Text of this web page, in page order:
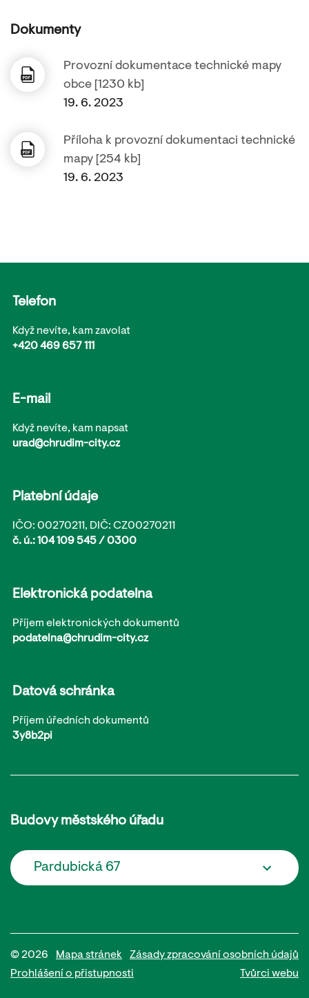
Dokumenty
Provozní dokumentace technické mapy
obce [1230 kb]
19. 6. 2023
Příloha k provozní dokumentaci technické
mapy [254 kb]
19. 6. 2023
Telefon
Když nevíte, kam zavolat
+420 469 657 111
E-mail
Když nevíte, kam napsat
urad@chrudim-city.cz
Platební údaje
IČO: 00270211, DIČ: CZ00270211
č. ú.: 104 109 545 / 0300
Elektronická podatelna
Příjem elektronických dokumentů
podatelna@chrudim-city.cz
Datová schránka
Příjem úředních dokumentů
3y8b2pi
Budovy městského úřadu
Pardubická 67
© 2026 Mapa stránek
Zásady zpracování osobních údajů
Prohlášení o přistupnosti
Tvůrci webu
Potřebujete poradit?